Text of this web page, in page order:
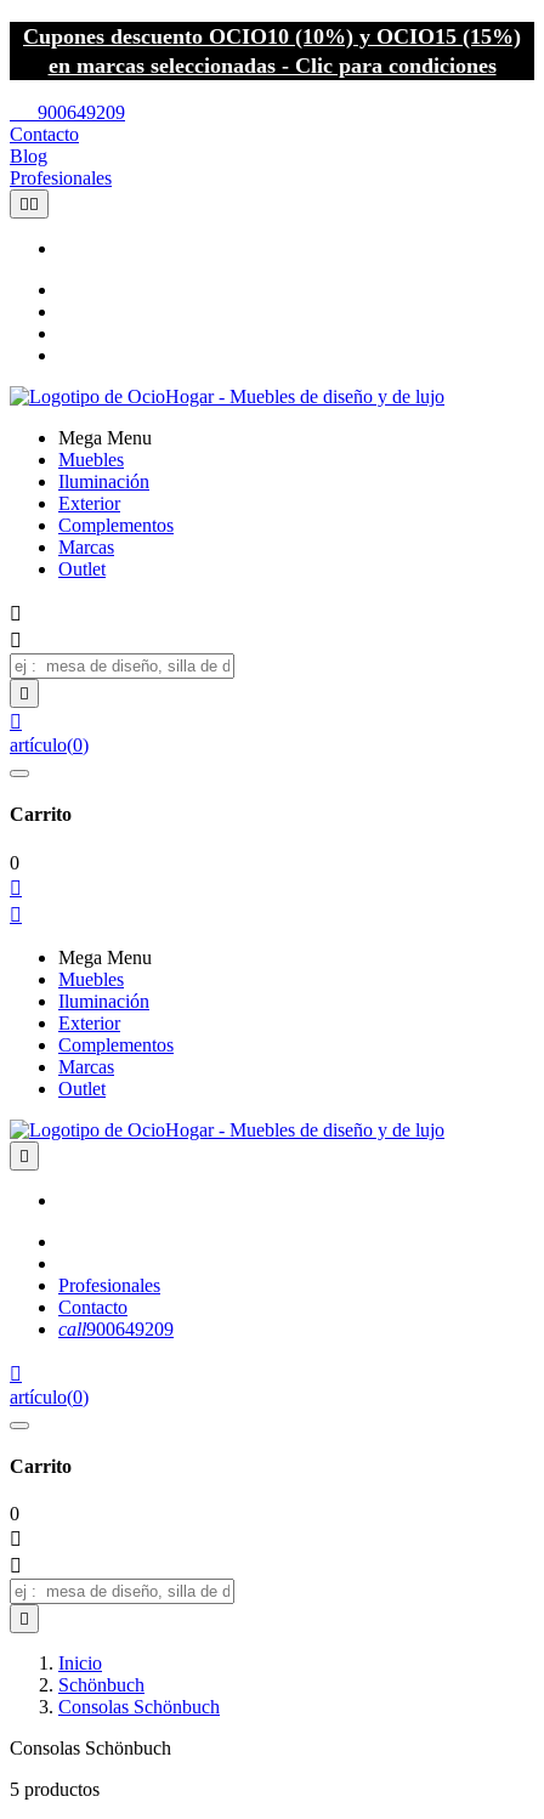
Cupones descuento OCIO10 (10%) y OCIO15 (15%)
en marcas seleccionadas - Clic para condiciones
900649209
Contacto
Blog
Profesionales
 
Mega Menu
Muebles
Iluminación
Exterior
Complementos
Marcas
Outlet




artículo(0)
Carrito
0


Mega Menu
Muebles
Iluminación
Exterior
Complementos
Marcas
Outlet

Profesionales
Contacto
call900649209

artículo(0)
Carrito
0



Inicio
Schönbuch
Consolas Schönbuch
Consolas Schönbuch
5 productos